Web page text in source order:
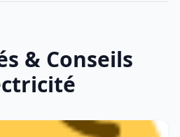
& Conseils